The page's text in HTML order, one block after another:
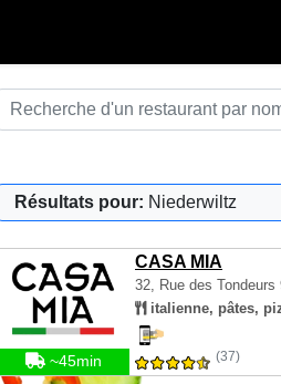
Résultats pour: Niederwiltz
CASA MIA
32, Rue des Tondeurs
italienne, pâtes,
~45min (37)